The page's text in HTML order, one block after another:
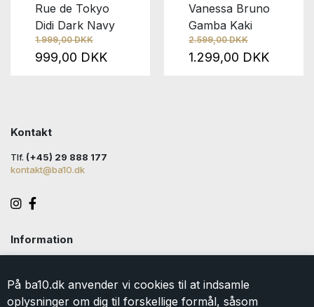
På ba10.dk anvender vi cookies til at indsamle
oplysninger om dig til forskellige formål, såsom
Rue de Tokyo
Didi Dark Navy
1.999,00 DKK
999,00 DKK
Vanessa Bruno
Gamba Kaki
2.599,00 DKK
1.299,00 DKK
Kontakt
Tlf. (+45) 29 888 177
kontakt@ba10.dk
Information
Levering
Returlabel